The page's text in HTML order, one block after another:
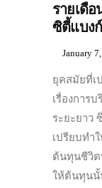
รายเดือ
ซิตี้แบงก์
January
ยุคสมัยที่เ
เรื่องการ
ระยะยาว
เปรียบทำ
ต้นทุนชีวิต
ให้ต้นทุนนั้